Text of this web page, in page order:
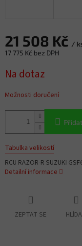
21 508 Kč /
17 775 Kč bez DPH
cena:
Na dotaz
Možnosti doručení
Tabulka velikostí
RCU RAZOR-R SUZUKI
Detailní informace
ZEPTAT SE